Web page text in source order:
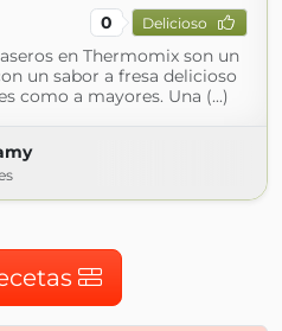
0 Delicioso
en Thermomix son un
un sabor a fresa delicioso
como a mayores. Una (...)